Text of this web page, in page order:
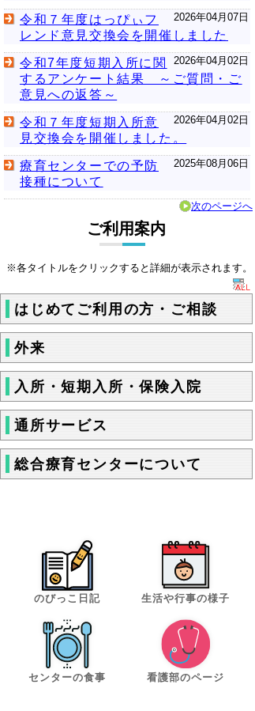
2026年04月07日
令和７年度はっぴぃフ
レンド意見交換会を開催しました
2026年04月02日
令和7年度短期入所に関
するアンケート結果 ～ご質問・ご
意見への返答～
2026年04月02日
令和７年度短期入所意
見交換会を開催しました。
2025年08月06日
療育センターでの予防
接種について
次のページへ
ご利用案内
※各タイトルをクリックすると詳細が表示されます。
はじめてご利用の方・ご相談
外来
入所・短期入所・保険入院
通所サービス
総合療育センターについて
のびっこ日記 生活や行事の様子
センターの食事 看護部のページ